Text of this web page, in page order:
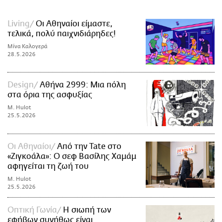
Living
Οι Αθηναίοι είμαστε,
τελικά, πολύ παιχνιδιάρηδες!
Μίνα Καλογερά
28.5.2026
Design
Αθήνα 2999: Μια πόλη
στα όρια της ασφυξίας
M. Hulot
25.5.2026
Οι Αθηναίοι
Από την Tate στο
«Ζιγκοάλα»: Ο σεφ Βασίλης Χαμάμ
αφηγείται τη ζωή του
M. Hulot
25.5.2026
Οπτική Γωνία
H σιωπή των
εφήβων συνήθως είναι